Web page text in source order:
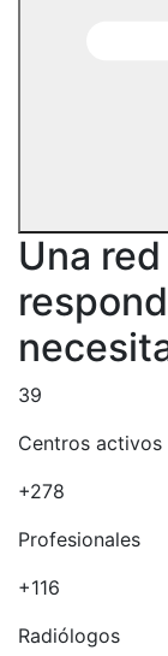
Una
39
Centros activos
+278
Profesionales
+116
Radiólogos